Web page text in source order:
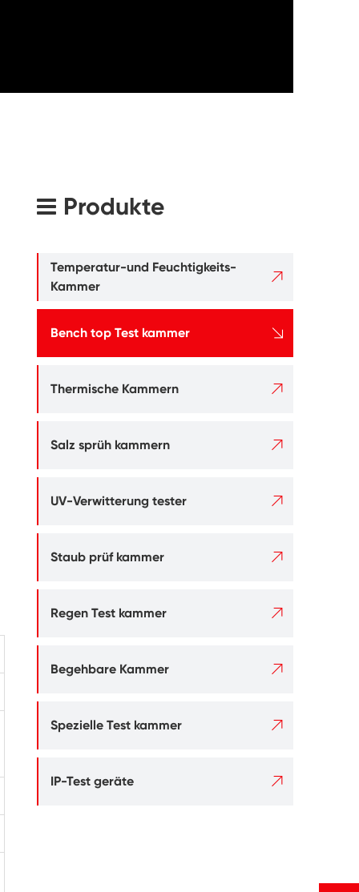
Produkte
Temperatur-und Feuchtigkeits-
Kammer

Bench top Test kammer 
Thermische Kammern 
Salz sprüh kammern 
UV-Verwitterung tester 
Staub prüf kammer 
Regen Test kammer 
Begehbare Kammer 
Spezielle Test kammer 
IP-Test geräte 